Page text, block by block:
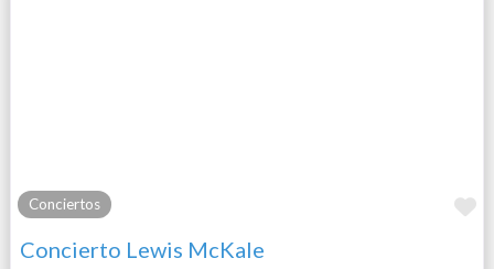
Conciertos
Concierto Lewis McKale